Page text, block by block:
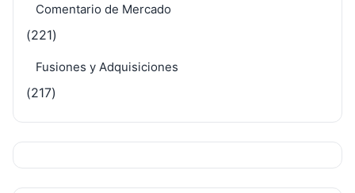
Comentario de Mercado
(221)
Fusiones y Adquisiciones
(217)